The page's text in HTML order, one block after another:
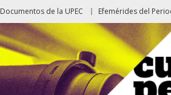
Documentos de la UPEC Efemérides del